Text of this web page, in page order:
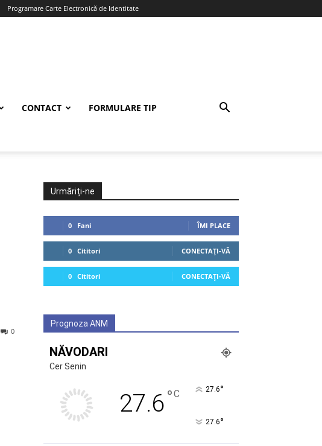
Programare Carte Electronică de Identitate
CONTACT FORMULARE TIP
0
Urmăriți-ne
0 Fani ÎMI PLACE
0 Cititori CONECTAȚI-VĂ
0 Cititori CONECTAȚI-VĂ
Prognoza ANM
NĂVODARI
Cer Senin
27.6°C 27.6°
27.6°